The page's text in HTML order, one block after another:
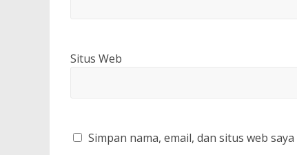
Situs Web
Simpan nama, email, dan situs web